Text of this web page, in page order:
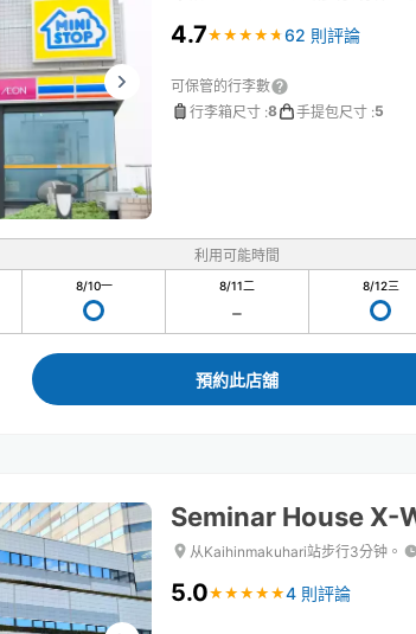
4.7★ ★ ★ ★ ★
★ ★ ★ ★ ★ 62 則評論
可保管的行李數
行李箱尺寸 :8 手提包尺寸 :5
利用可能時間
8/10一 8/11二 8/12三
預約此店舖
Seminar House X-
从Kaihinmakuhari站步行3分钟。
5.0★ ★ ★ ★ ★
★ ★ ★ ★ ★4 則評論